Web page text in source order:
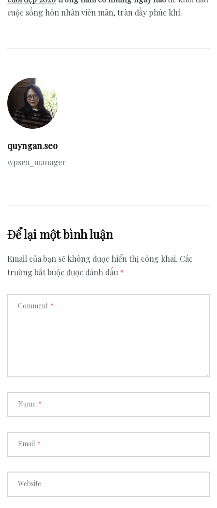
cuộc sống hôn nhân viên mãn, tràn đầy phúc khí.
quyngan.seo
wpseo_manager
Để lại một bình luận
Email của bạn sẽ không được hiển thị công khai. Các
trường bắt buộc được đánh dấu *
Comment *
Name *
Email *
Website